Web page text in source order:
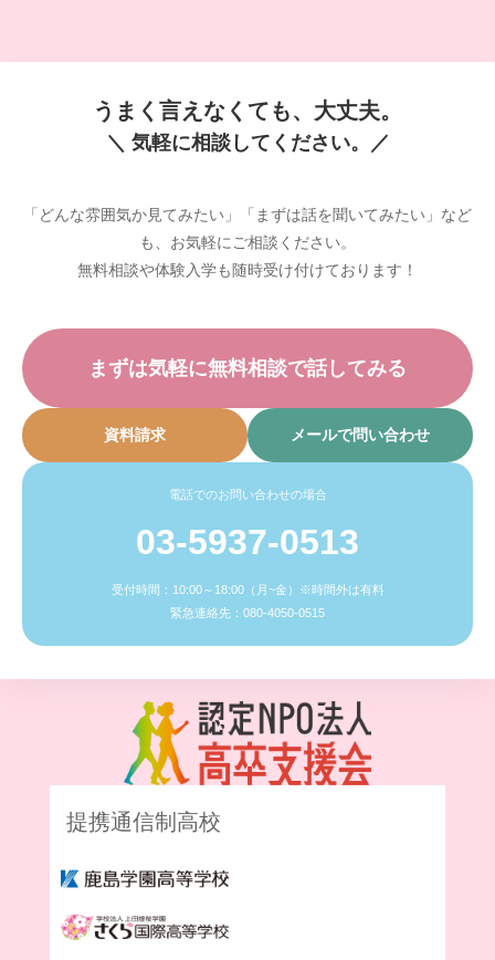
うまく言えなくても、大丈夫。
＼ 気軽に相談してください。／
「どんな雰囲気か見てみたい」「まずは話を聞いてみたい」など
も、お気軽にご相談ください。
無料相談や体験入学も随時受け付けております！
まずは気軽に無料相談で話してみる
資料請求 メールで問い合わせ
電話でのお問い合わせの場合
03-5937-0513
受付時間：10:00～18:00（月~金）※時間外は有料
緊急連絡先：080-4050-0515
提携通信制高校